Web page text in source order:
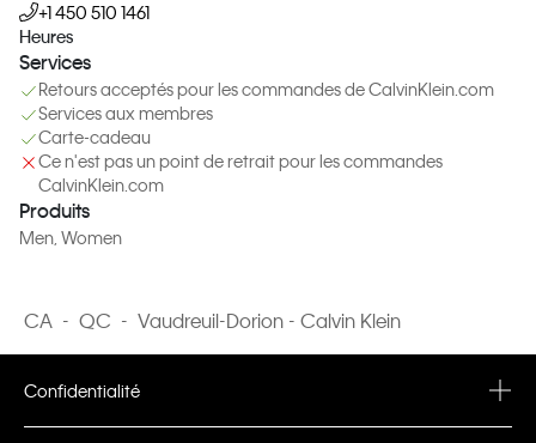
+1 450 510 1461
Heures
Services
Retours acceptés pour les commandes de CalvinKlein.com
Services aux membres
Carte-cadeau
Ce n'est pas un point de retrait pour les commandes
CalvinKlein.com
Produits
Men , Women
CA - QC - Vaudreuil-Dorion - Calvin Klein
Confidentialité